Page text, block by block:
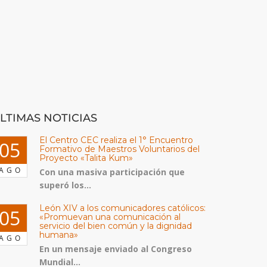
NOTICIAS
El Centro CEC realiza el 1° Encuentro
Formativo de Maestros Voluntarios del
Proyecto «Talita Kum»
Con una masiva participación que
superó los...
León XIV a los comunicadores católicos:
«Promuevan una comunicación al
servicio del bien común y la dignidad
humana»
En un mensaje enviado al Congreso
Mundial...